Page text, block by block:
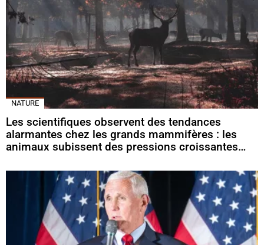
NATURE
Les scientifiques observent des tendances
alarmantes chez les grands mammifères : les
animaux subissent des pressions croissantes…